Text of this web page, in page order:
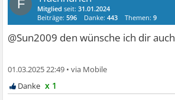
F Mitglied seit:31.01.2024
Beiträge:596 Danke:443 Themen:9
@Sun2009 den wünsche ich dir auch
01.03.2025 22:49 •
x 1